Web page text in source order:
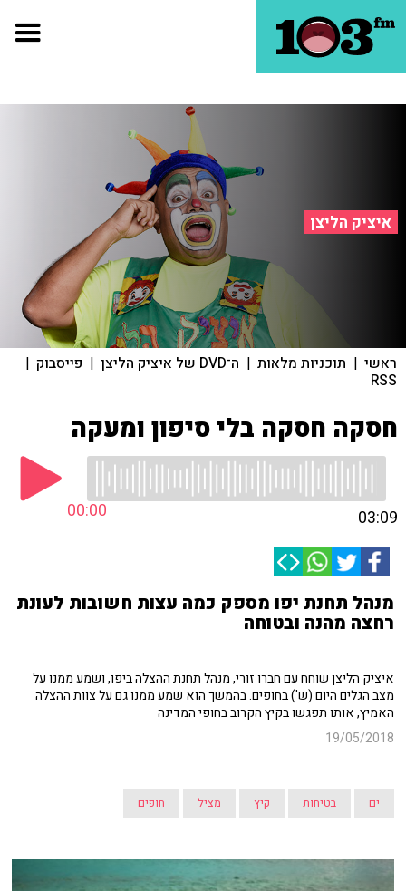
איציק הליצן
ראשי | תוכניות מלאות | ה־DVD של איציק הליצן | פייסבוק |
RSS
חסקה חסקה בלי סיפון ומעקה
00:00 03:09
מנהל תחנת יפו מספק כמה עצות חשובות לעונת
רחצה מהנה ובטוחה
איציק הליצן שוחח עם חברו זורי, מנהל תחנת ההצלה ביפו, ושמע ממנו על
מצב הגלים היום (ש') בחופים. בהמשך הוא שמע ממנו גם על צוות ההצלה
האמיץ, אותו תפגשו בקיץ הקרוב בחופי המדינה
19/05/2018
ים בטיחות קיץ מציל חופים